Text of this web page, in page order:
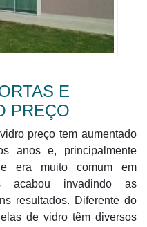
E
PREÇO
preço tem aumentado
anos e, principalmente
era muito comum em
acabou invadindo as
resultados. Diferente do
de vidro têm diversos